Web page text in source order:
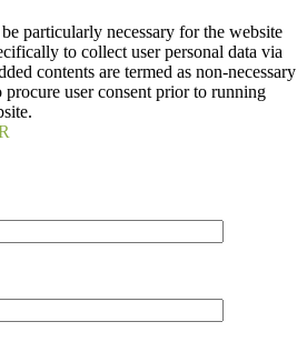
particularly necessary for the website
to collect user personal data via
contents are termed as non-necessary
user consent prior to running